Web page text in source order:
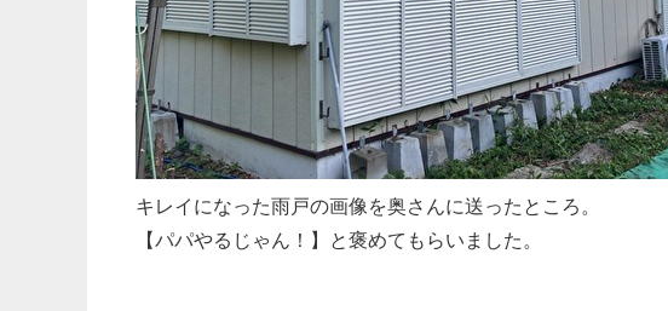
キレイになった雨戸の画像を奥さんに送ったところ。
【パパやるじゃん！】と褒めてもらいました。